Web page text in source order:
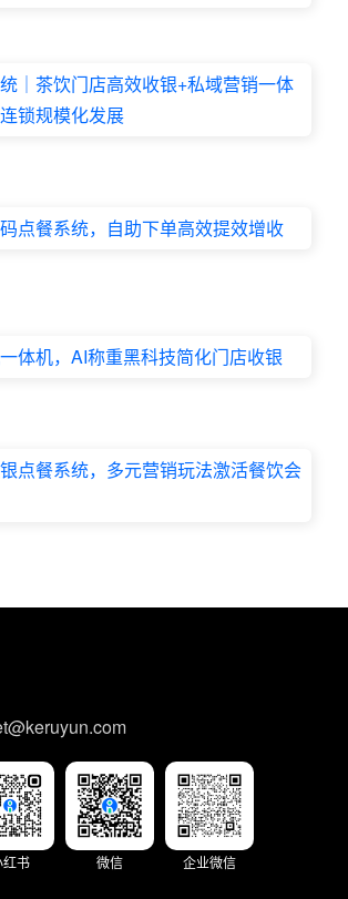
｜茶饮门店高效收银+私域营销一体
锁规模化发展
点餐系统，自助下单高效提效增收
体机，AI称重黑科技简化门店收银
点餐系统，多元营销玩法激活餐饮会
红书 微信 企业微信